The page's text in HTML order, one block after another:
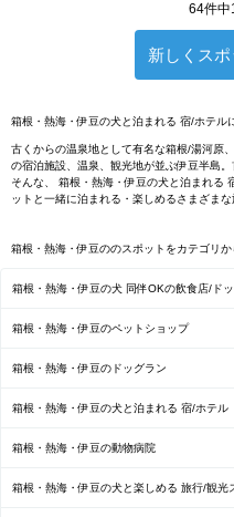
64件中
新しくス
箱根・熱海・伊豆の犬と泊まれる 宿/ホテル
古くからの温泉地として有名な箱根/湯河原
の宿泊施設、温泉、観光地が並ぶ伊豆半島
そんな、 箱根・熱海・伊豆の犬と泊まれる
ットと一緒に泊まれる・楽しめるさまざま
箱根・熱海・伊豆ののスポットをカテゴリか
箱根・熱海・伊豆の犬 同伴OKの飲食店/ド
箱根・熱海・伊豆のペットショップ
箱根・熱海・伊豆のドッグラン
箱根・熱海・伊豆の犬と泊まれる 宿/ホテル
箱根・熱海・伊豆の動物病院
箱根・熱海・伊豆の犬と楽しめる 旅行/観光